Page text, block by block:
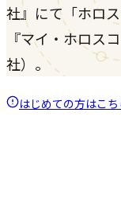
社』にて「ホロ
『マイ・ホロス
社）。
はじめての方はこち